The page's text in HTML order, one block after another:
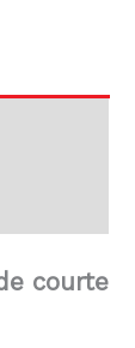
courte